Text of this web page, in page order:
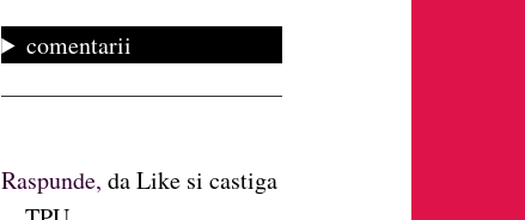
comentarii
Raspunde, da Like si castiga